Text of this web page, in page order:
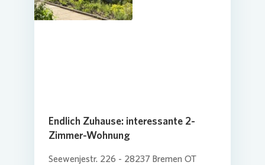
Endlich Zuhause: interessante 2-
Zimmer-Wohnung
Seewenjestr. 226 - 28237 Bremen OT